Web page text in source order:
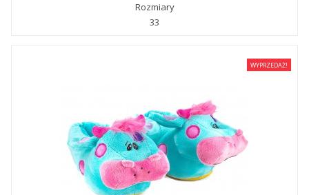
Rozmiary
33
WYPRZEDAŻ!